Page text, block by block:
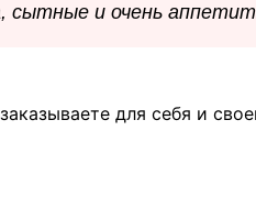
сытные и очень
для себя и